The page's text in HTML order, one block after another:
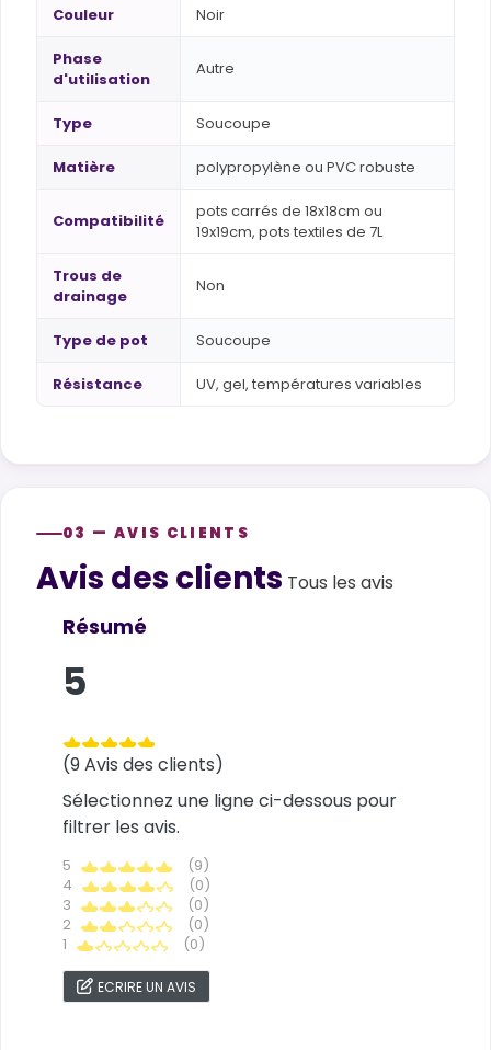
Couleur Noir
Phase
d'utilisation
Autre
Type Soucoupe
Matière polypropylène ou PVC robuste
Compatibilité
pots carrés de 18x18cm ou
19x19cm, pots textiles de 7L
Trous de
drainage
Non
Type de pot Soucoupe
Résistance UV, gel, températures variables
03 — AVIS CLIENTS
Customer reviews
Avis des clients Tous les avis
Résumé
5
(9 Avis des clients)
Sélectionnez une ligne ci-dessous pour
filtrer les avis.
5
(9)
4
(0)
3
(0)
2
(0)
1
(0)
ECRIRE UN AVIS